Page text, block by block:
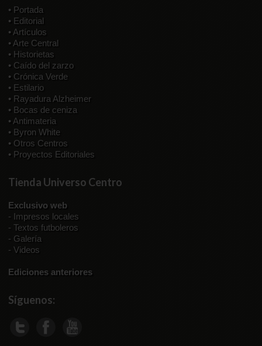
• Portada
• Editorial
• Artículos
• Arte Central
• Historietas
• Caído del zarzo
• Crónica Verde
• Estilario
• Rayadura Alzheimer
• Bocas de ceniza
• Antimateria
• Byron White
• Otros Centros
• Proyectos Editoriales
Tienda Universo Centro
Exclusivo web
- Impresos locales
-Textos futboleros
- Galería
-Videos
Ediciones anteriores
Síguenos: